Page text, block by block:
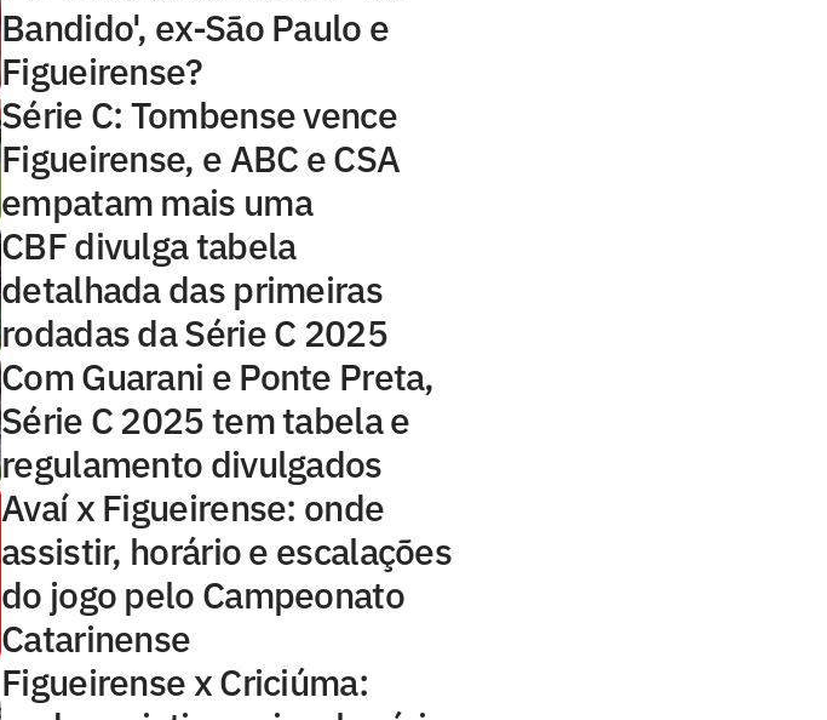
Bandido', ex-São Paulo e
Figueirense?
Série C: Tombense vence
Figueirense, e ABC e CSA
empatam mais uma
CBF divulga tabela
detalhada das primeiras
rodadas da Série C 2025
Com Guarani e Ponte Preta,
Série C 2025 tem tabela e
regulamento divulgados
Avaí x Figueirense: onde
assistir, horário e escalações
do jogo pelo Campeonato
Catarinense
Figueirense x Criciúma: